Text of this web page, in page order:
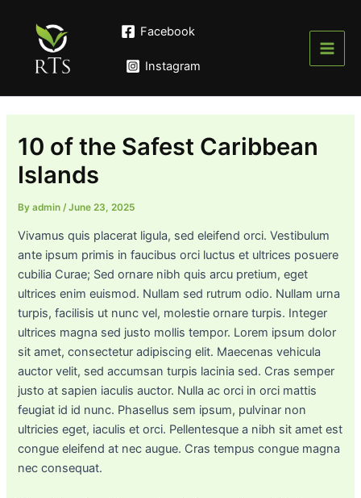
content
Facebook
Instagram
Main
10 of the Safest Caribbean
Islands
Byadmin/June 23, 2025
Vivamus quis placerat ligula, sed eleifend orci. Vestibulum
ante ipsum primis in faucibus orci luctus et ultrices posuere
cubilia Curae; Sed ornare nibh quis arcu pretium, eget
ultrices enim euismod. Nullam sed rutrum odio. Nullam urna
turpis, facilisis ut nunc vel, molestie ornare turpis. Integer
ultrices magna sed justo mollis tempor. Lorem ipsum dolor
sit amet, consectetur adipiscing elit. Maecenas vehicula
auctor velit, sed accumsan turpis lacinia sed. Cras semper
justo at sapien iaculis auctor. Nulla ac orci in orci mattis
feugiat id id nunc. Phasellus sem ipsum, pulvinar non
ultricies eget, iaculis et orci. Pellentesque a nibh sit amet est
congue eleifend at nec augue. Cras tempus congue magna
nec consequat.